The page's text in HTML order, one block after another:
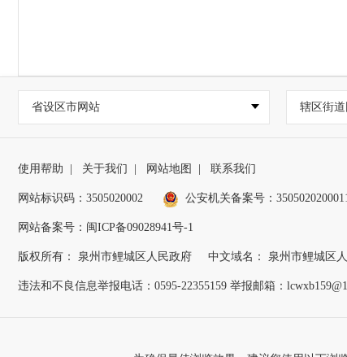
省设区市网站 辖区街道
使用帮助 关于我们 网站地图 联系我们
网站标识码：3505020002 公安机关备案号：
网站备案号：闽ICP备09028941号-1
版权所有： 泉州市鲤城区人民政府 中文域名： 泉州市鲤城区
违法和不良信息举报电话：0595-22355159 举报邮箱：